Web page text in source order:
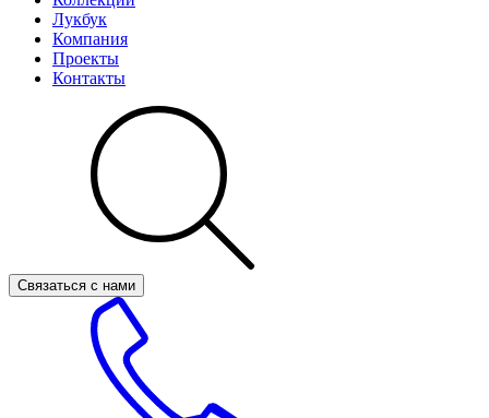
Лукбук
Компания
Проекты
Контакты
Связаться с нами